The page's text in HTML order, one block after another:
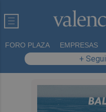
FORO PLAZA EMPRESAS
+